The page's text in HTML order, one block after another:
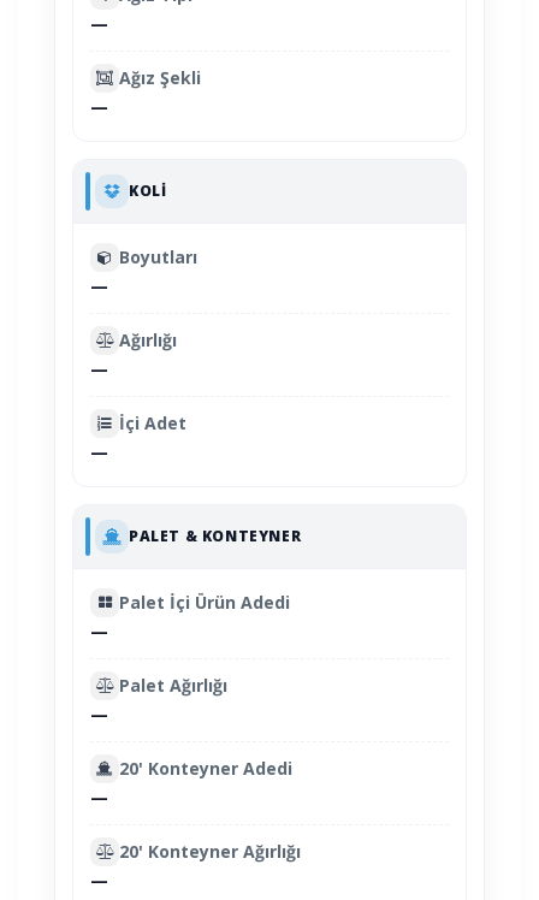
—
Ağız Şekli
—
KOLI
Boyutları
—
Ağırlığı
—
İçi Adet
—
PALET & KONTEYNER
Palet İçi Ürün Adedi
—
Palet Ağırlığı
—
20' Konteyner Adedi
—
20' Konteyner Ağırlığı
—